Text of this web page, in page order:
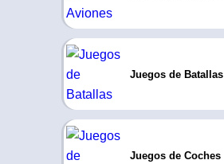
Juegos de Batallas
Juegos de Coches